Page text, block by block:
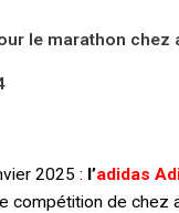
le marathon chez
2025 : l’adidas
compétition de chez